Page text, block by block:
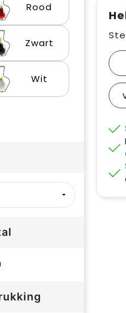
Rood
Zwart
Wit